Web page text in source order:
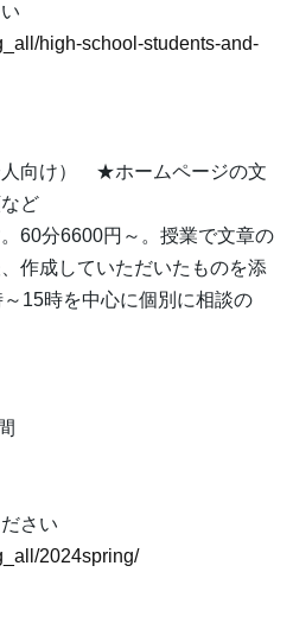
high-school-students-and-
人向け） ★ホームページの文
ど
60分6600円～。授業で文章の
作成していただいたものを添
15時を中心に個別に相談の
さい
2024spring/